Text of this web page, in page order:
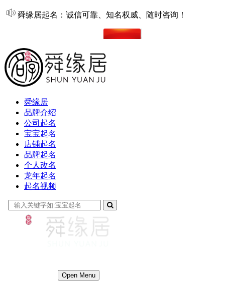
舜缘居起名：诚信可靠、知名权威、随时咨询！
舜缘居
品牌介绍
公司起名
宝宝起名
店铺起名
品牌起名
个人改名
龙年起名
起名视频
Open Menu